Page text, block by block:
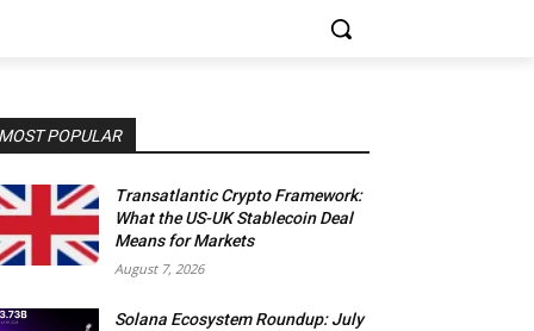
MOST POPULAR
Transatlantic Crypto Framework:
What the US-UK Stablecoin Deal
Means for Markets
August 7, 2026
Solana Ecosystem Roundup: July